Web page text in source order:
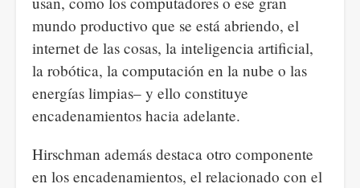
mundo productivo que se está abriendo, el
internet de las cosas, la inteligencia artificial,
la robótica, la computación en la nube o las
energías limpias– y ello constituye
encadenamientos hacia adelante.
Hirschman además destaca otro componente
en los encadenamientos, el relacionado con el